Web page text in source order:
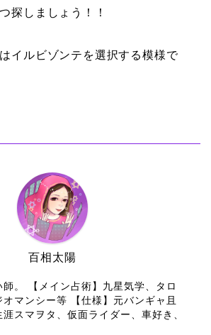
探しましょう！！
イルビゾンテを選択する模様で
百相太陽
。 【メイン占術】九星気学、タロ
オマンシー等 【仕様】元バンギャ且
スマヲタ、仮面ライダー、車好き、